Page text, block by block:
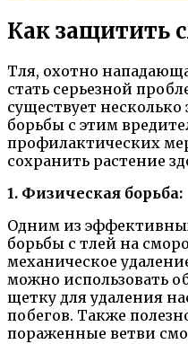
Как защитить
Тля, охотно
стать серьезной
существует
борьбы с этим
профилактических
сохранить растение
1. Физическая борьба:
Одним из
борьбы с тлей на
механическое
можно использовать
щетку для удаления
побегов. Также
пораженные ветви